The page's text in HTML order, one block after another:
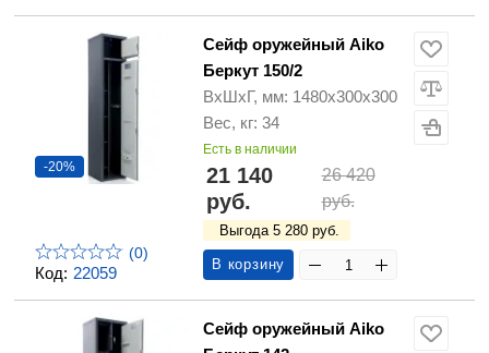
Код: 22059
-20%
(0)
Сейф оружейный Aiko
Беркут 150/2
ВхШхГ, мм: 1480х300х300
Вес, кг: 34
Есть в наличии
21 140
руб.
26 420
руб.
Выгода 5 280 руб.
В корзину
Сейф оружейный Aiko